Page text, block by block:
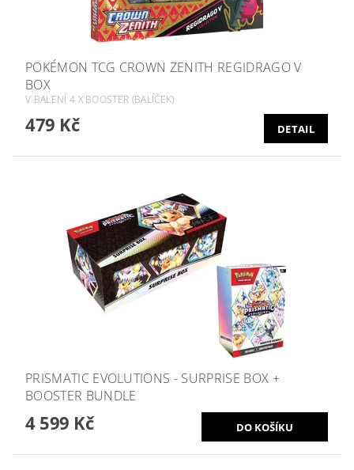
POKÉMON TCG CROWN ZENITH REGIDRAGO V
BOX
V BALENÍ 4 X BOOSTER (BALÍČEK)
479 Kč DETAIL
PRISMATIC EVOLUTIONS - SURPRISE BOX +
BOOSTER BUNDLE
4 599 Kč